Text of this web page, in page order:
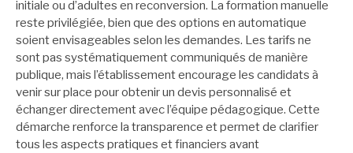
initiale ou d’adultes en reconversion. La formation manuelle
reste privilégiée, bien que des options en automatique
soient envisageables selon les demandes. Les tarifs ne
sont pas systématiquement communiqués de manière
publique, mais l’établissement encourage les candidats à
venir sur place pour obtenir un devis personnalisé et
échanger directement avec l’équipe pédagogique. Cette
démarche renforce la transparence et permet de clarifier
tous les aspects pratiques et financiers avant